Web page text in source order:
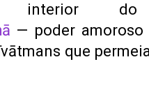
interior
— poder amoroso
que